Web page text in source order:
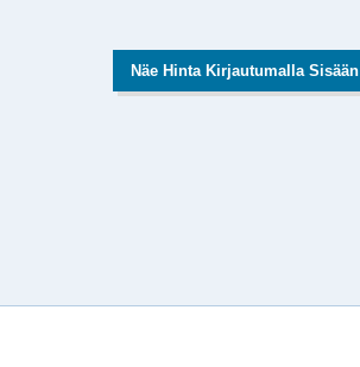
Näe Hinta Kirjautumalla Sisään